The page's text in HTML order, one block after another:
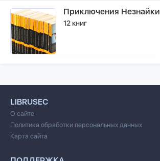
Приключения Незнайки
12 книг
LIBRUSEC
О сайте
Политика обработки персональных данных
Карта сайта